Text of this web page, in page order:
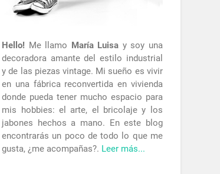
Hello! Me llamo María Luisa y soy una
decoradora amante del estilo industrial
y de las piezas vintage. Mi sueño es vivir
en una fábrica reconvertida en vivienda
donde pueda tener mucho espacio para
mis hobbies: el arte, el bricolaje y los
jabones hechos a mano. En este blog
encontrarás un poco de todo lo que me
gusta, ¿me acompañas?. Leer más...